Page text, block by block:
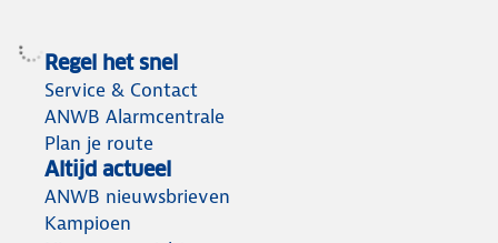
Regel het snel
Service & Contact
ANWB Alarmcentrale
Plan je route
Altijd actueel
ANWB nieuwsbrieven
Kampioen